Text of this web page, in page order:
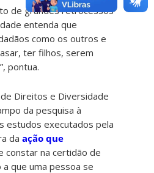
de grandes retrocessos
entenda que
como os outros e
ter filhos, serem
pontua.
Direitos e Diversidade
da pesquisa à
estudos executados pela
daação que
constar na certidão de
que uma pessoa se